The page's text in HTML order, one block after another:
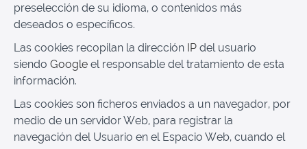
preselección de su idioma, o contenidos más
deseados o específicos.
Las cookies recopilan la dirección IP del usuario
siendo Google el responsable del tratamiento de esta
información.
Las cookies son ficheros enviados a un navegador, por
medio de un servidor Web, para registrar la
navegación del Usuario en el Espacio Web, cuando el